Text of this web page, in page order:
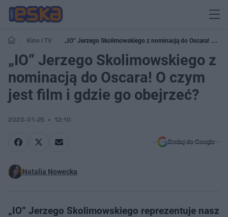
Kino i TV
„IO” Jerzego Skolimowskiego z nominacją do Oscara! O
czym jest film i gdzie go obejrzeć?
„IO” Jerzego Skolimowskiego z
nominacją do Oscara! O czym
jest film i gdzie go obejrzeć?
2023-01-25 12:10
Dodaj do Google
Natalia Nowecka
„IO” Jerzego Skolimowskiego reprezentuje nasz